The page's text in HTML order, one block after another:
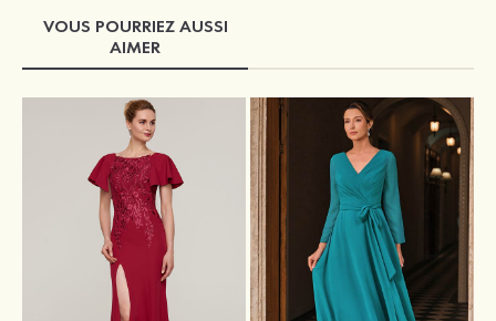
VOUS POURRIEZ AUSSI
AIMER